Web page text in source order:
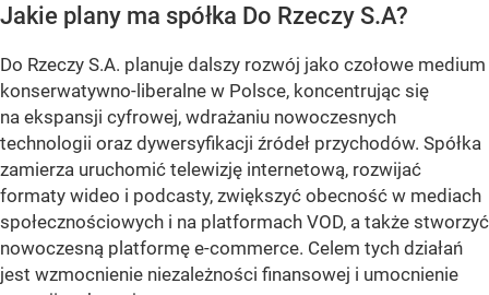
Jakie plany ma spółka Do Rzeczy S.A?
Do Rzeczy S.A. planuje dalszy rozwój jako czołowe medium
konserwatywno-liberalne w Polsce, koncentrując się
na ekspansji cyfrowej, wdrażaniu nowoczesnych
technologii oraz dywersyfikacji źródeł przychodów. Spółka
zamierza uruchomić telewizję internetową, rozwijać
formaty wideo i podcasty, zwiększyć obecność w mediach
społecznościowych i na platformach VOD, a także stworzyć
nowoczesną platformę e-commerce. Celem tych działań
jest wzmocnienie niezależności finansowej i umocnienie